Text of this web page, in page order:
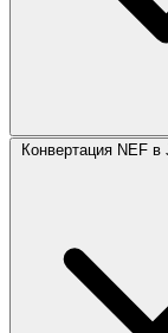
Конвертация NEF в